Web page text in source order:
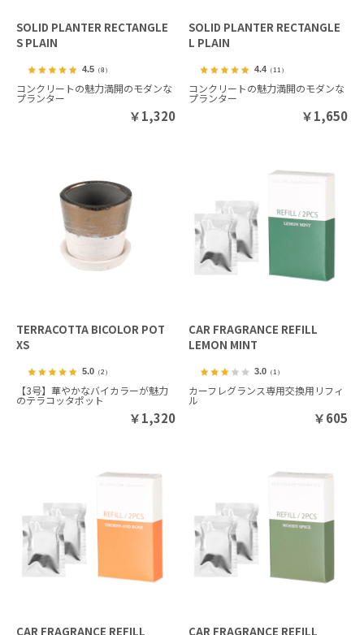
SOLID PLANTER RECTANGLE
S PLAIN
4.5（8）
コンクリートの魅力満開のモダンな
プランター
￥1,320
SOLID PLANTER RECTANGLE
L PLAIN
4.4 （11）
コンクリートの魅力満開のモダンな
プランター
￥1,650
TERRACOTTA BICOLOR POT
XS
5.0（2）
【3号】華やかなバイカラーが魅力
のテラコッタポット
￥1,320
CAR FRAGRANCE REFILL
LEMON MINT
3.0 （1）
カーフレグランス専用交換用リフィ
ル
￥605
CAR FRAGRANCE REFILL
CAR FRAGRANCE REFILL